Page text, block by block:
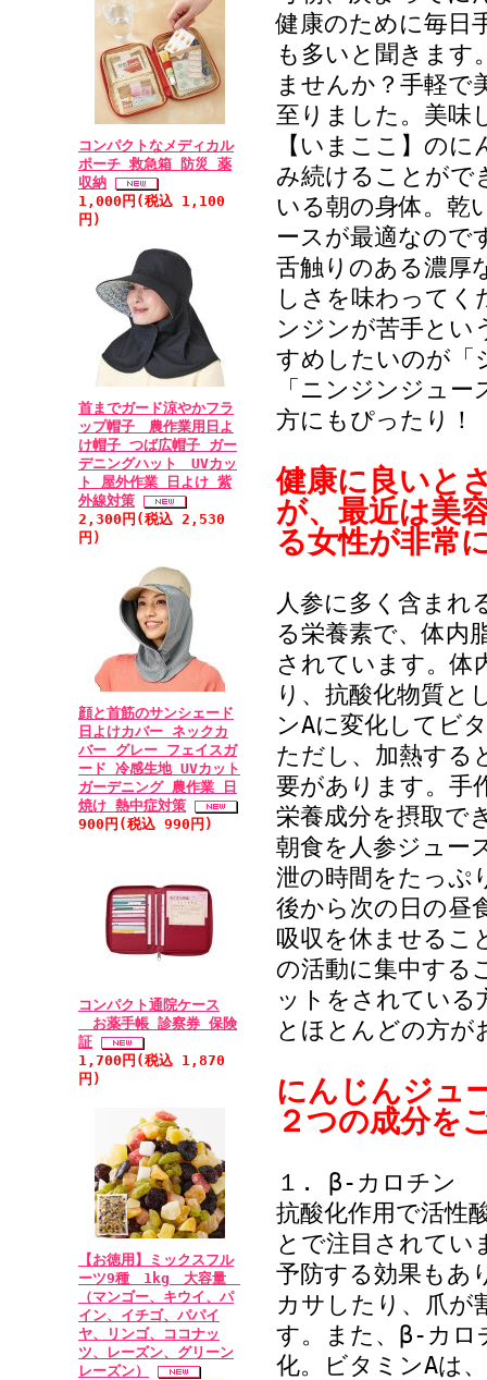
コンパクトなメディカル
ポーチ 救急箱 防災 薬
収納
1,000円(税込 1,100
円)
首までガード涼やかフラ
ップ帽子 農作業用日よ
け帽子 つば広帽子 ガー
デニングハット UVカッ
ト 屋外作業 日よけ 紫
外線対策
2,300円(税込 2,530
円)
顔と首筋のサンシェード
日よけカバー ネックカ
バー グレー フェイスガ
ード 冷感生地 UVカット
ガーデニング 農作業 日
焼け 熱中症対策
900円(税込 990円)
コンパクト通院ケース
お薬手帳 診察券 保険
証
1,700円(税込 1,870
円)
【お徳用】ミックスフル
ーツ9種 1kg 大容量
（マンゴー、キウイ、パ
イン、イチゴ、パパイ
ヤ、リンゴ、ココナッ
ツ、レーズン、グリーン
レーズン）
健康のために毎日
も多いと聞きます
ませんか？手軽で
至りました。美味
【いまここ】の
み続けることがで
いる朝の身体。乾
ースが最適なので
舌触りのある濃厚
しさを味わってく
ンジンが苦手とい
すめしたいのが「
「ニンジンジュ
方にもぴったり！
健康に良いと
が、最近は美
る女性が非常
人参に多く含まれ
る栄養素で、体内
されています。体
り、抗酸化物質と
ンAに変化してビ
ただし、加熱する
要があります。手
栄養成分を摂取で
朝食を人参ジュー
泄の時間をたっぷ
後から次の日の昼
吸収を休ませるこ
の活動に集中する
ットをされている
とほとんどの方が
にんじんジュ
２つの成分を
１. β-カロチン
抗酸化作用で活性
とで注目されてい
予防する効果もあ
カサしたり、爪が
す。また、β-カロ
化。ビタミンAは